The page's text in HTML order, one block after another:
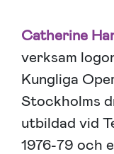
Catherine
verksam
Kungliga
Stockholms
utbildad vid
1976-79 och